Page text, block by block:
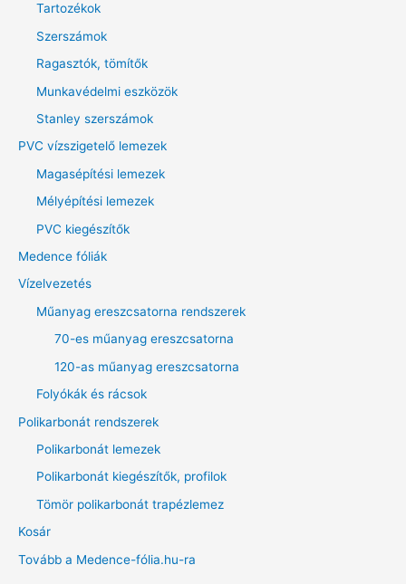
Tartozékok
Szerszámok
Ragasztók, tömítők
Munkavédelmi eszközök
Stanley szerszámok
PVC vízszigetelő lemezek
Magasépítési lemezek
Mélyépítési lemezek
PVC kiegészítők
Medence fóliák
Vízelvezetés
Műanyag ereszcsatorna rendszerek
70-es műanyag ereszcsatorna
120-as műanyag ereszcsatorna
Folyókák és rácsok
Polikarbonát rendszerek
Polikarbonát lemezek
Polikarbonát kiegészítők, profilok
Tömör polikarbonát trapézlemez
Kosár
Tovább a Medence-fólia.hu-ra